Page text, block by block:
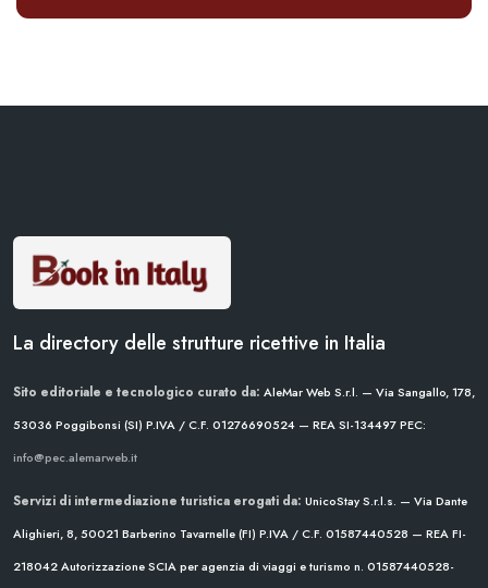
La directory delle strutture ricettive in Italia
Sito editoriale e tecnologico curato da: AleMar Web S.r.l. — Via Sangallo, 178,
53036 Poggibonsi (SI) P.IVA / C.F. 01276690524 — REA SI-134497PEC:
info@pec.alemarweb.it
Servizi di intermediazione turistica erogati da: UnicoStay S.r.l.s. — Via Dante
Alighieri, 8, 50021 Barberino Tavarnelle (FI) P.IVA / C.F. 01587440528 — REA FI-
218042Autorizzazione SCIA per agenzia di viaggi e turismo n. 01587440528-